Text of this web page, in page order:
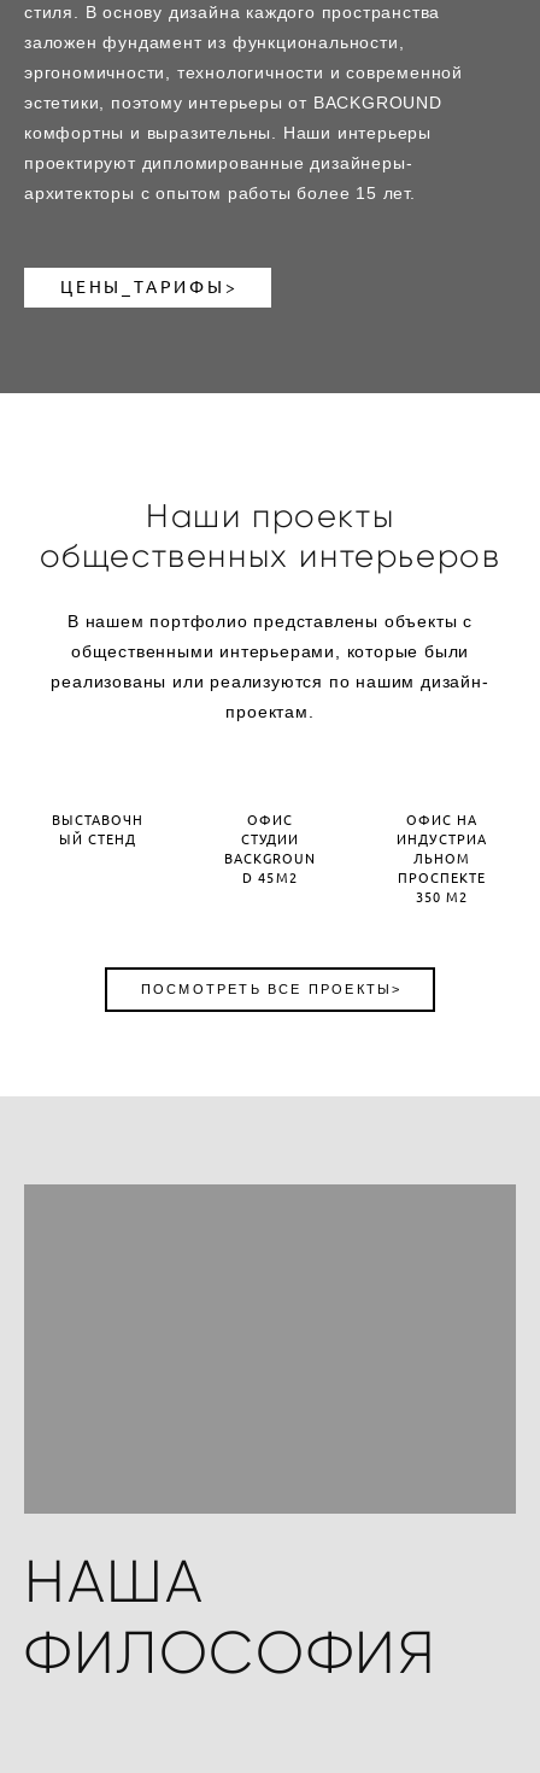
стиля. В основу дизайна каждого пространства
заложен фундамент из функциональности,
эргономичности, технологичности и современной
эстетики, поэтому интерьеры от BACKGROUND
комфортны и выразительны. Наши интерьеры
проектируют дипломированные дизайнеры-
архитекторы с опытом работы более 15 лет.
ЦЕНЫ_ТАРИФЫ>
Наши проекты
общественных интерьеров
В нашем портфолио представлены объекты с
общественными интерьерами, которые были
реализованы или реализуются по нашим дизайн-
проектам.
ВЫСТАВОЧН
ЫЙ СТЕНД
ОФИС
СТУДИИ
BACKGROUN
D 45М2
ОФИС НА
ИНДУСТРИА
ЛЬНОМ
ПРОСПЕКТЕ
350 М2
ПОСМОТРЕТЬ ВСЕ ПРОЕКТЫ>
НАША
ФИЛОСОФИЯ